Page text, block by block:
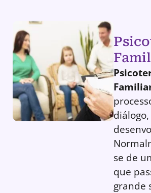
se de
que
grande